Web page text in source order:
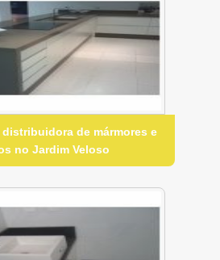
de mármores e
no Jardim Veloso